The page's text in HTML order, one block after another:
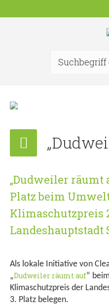
„Dudweiler räumt
Platz beim
Klimaschutzpreis
Landeshauptstadt
Als lokale Initiative von
„Dudweiler räumt auf“
Klimaschutzpreis der
3. Platz belegen.